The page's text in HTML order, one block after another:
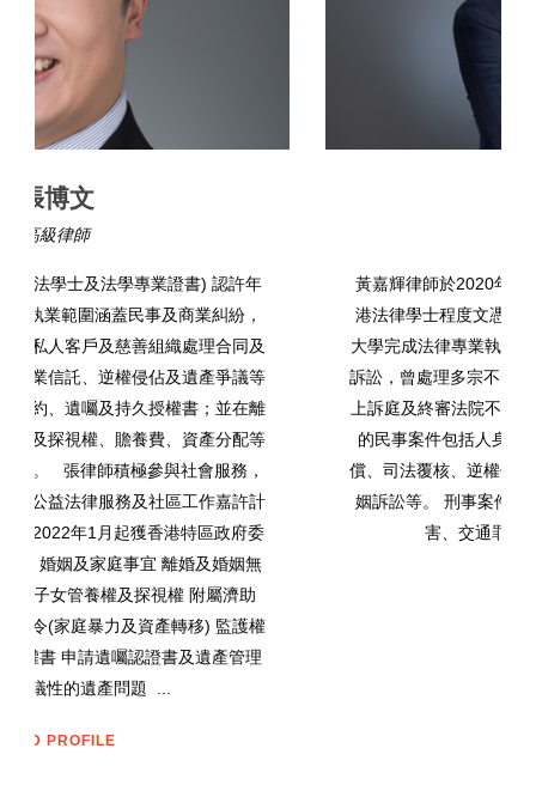
黃嘉輝律師於2020年於曼徹斯特都會大學修畢英國及香
港法律學士程度文憑 (專業共同試)，並於2021年於香港
大學完成法律專業執業課程。 黃律師專注於民事及刑事
訴訟，曾處理多宗不同類型的案件及處理過由裁判法院至
上訴庭及終審法院不同層級法院的聆訊。 黃律師處理過
的民事案件包括人身傷亡及僱員賠償索償、致命意外索
償、司法覆核、逆權侵佔爭議、誹謗案件、遺囑認證、婚
姻訴訟等。 刑事案件則包括洗黑錢、襲擊致造成身體傷
害、交通罪行與毒品有關之案件等。